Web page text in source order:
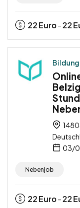
22Euro - 22
03/
Nebenjob
22Euro - 22